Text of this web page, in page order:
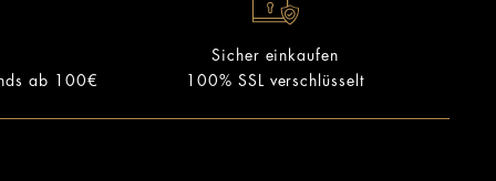
ab 100€
Sicher einkaufen
100% SSL verschlüsselt